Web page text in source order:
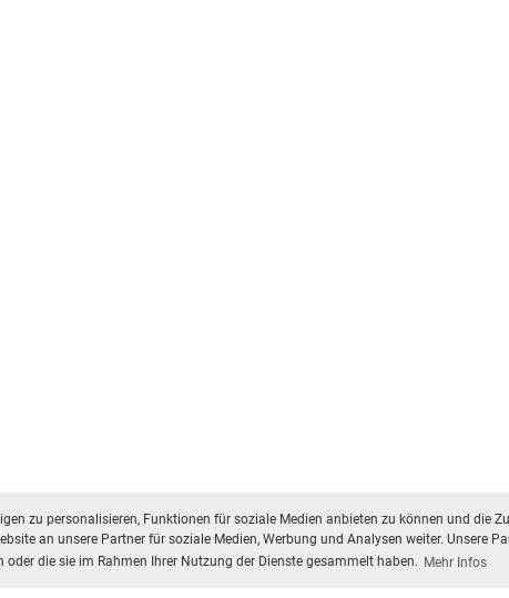
zu personalisieren, Funktionen für soziale Medien anbieten zu können und die
an unsere Partner für soziale Medien, Werbung und Analysen weiter. Unsere
die sie im Rahmen Ihrer Nutzung der Dienste gesammelt haben. Mehr Infos